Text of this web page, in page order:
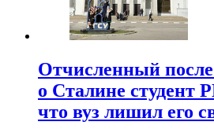
Отчисленный после
о Сталине студент
что вуз лишил его